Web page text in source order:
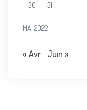
MAI 2022
30 31
« Avr Juin »